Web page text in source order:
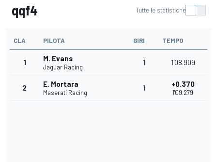
qqf4 Tutte le statistiche
CLA PILOTA GIRI TEMPO
1 M. Evans
Jaguar Racing
1 1'08.909
2 E. Mortara
Maserati Racing
1 +0.370
1'09.279